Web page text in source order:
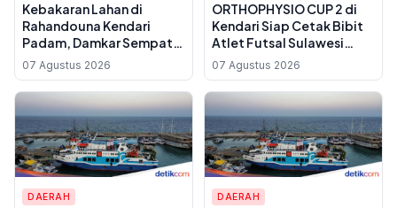
Kebakaran Lahan di
Rahandouna Kendari
Padam, Damkar Sempat
Padamkan Api yang
Menyala Kembali
07 Agustus 2026
ORTHOPHYSIO CUP 2 di
Kendari Siap Cetak Bibit
Atlet Futsal Sulawesi
Tenggara, Total Hadiah
Rp10 Juta
07 Agustus 2026
DAERAH DAERAH